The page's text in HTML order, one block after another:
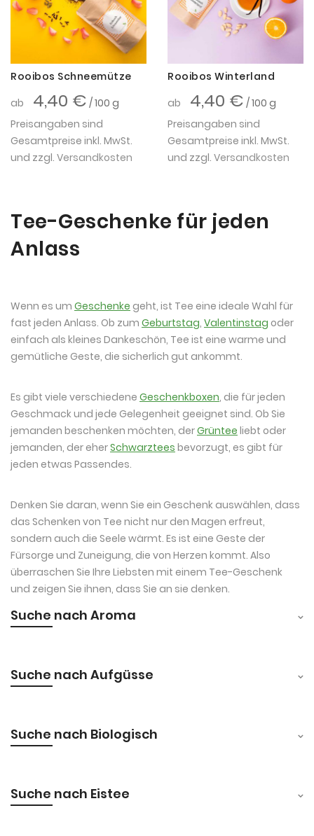
Rooibos Schneemütze
ab
4,40 € / 100 g
Preisangaben sind
Gesamtpreise inkl. MwSt.
und zzgl. Versandkosten
Rooibos Winterland
ab
4,40 € / 100 g
Preisangaben sind
Gesamtpreise inkl. MwSt.
und zzgl. Versandkosten
Tee-Geschenke für jeden
Anlass
Wenn es um Geschenke geht, ist Tee eine ideale Wahl für
fast jeden Anlass. Ob zum Geburtstag, Valentinstag oder
einfach als kleines Dankeschön, Tee ist eine warme und
gemütliche Geste, die sicherlich gut ankommt.
Es gibt viele verschiedene Geschenkboxen, die für jeden
Geschmack und jede Gelegenheit geeignet sind. Ob Sie
jemanden beschenken möchten, derGrüntee liebt oder
jemanden, der eherSchwarztees bevorzugt, es gibt für
jeden etwas Passendes.
Denken Sie daran, wenn Sie ein Geschenk auswählen, dass
das Schenken von Tee nicht nur den Magen erfreut,
sondern auch die Seele wärmt. Es ist eine Geste der
Fürsorge und Zuneigung, die von Herzen kommt. Also
überraschen Sie Ihre Liebsten mit einem Tee-Geschenk
und zeigen Sie ihnen, dass Sie an sie denken.
Suche nach Aroma
Suche nach Aufgüsse
Suche nach Biologisch
Suche nach Eistee